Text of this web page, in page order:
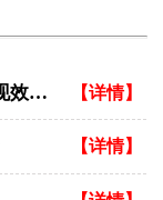
白癜风照美国308激光多久会出现效果？ 【详情】
【详情】